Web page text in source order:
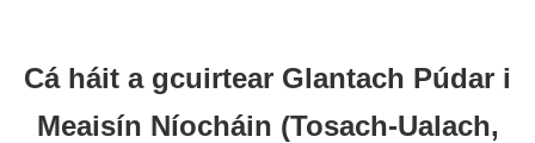
Cá háit a gcuirtear Glantach Púdar i
Meaisín Níocháin (Tosach-Ualach,